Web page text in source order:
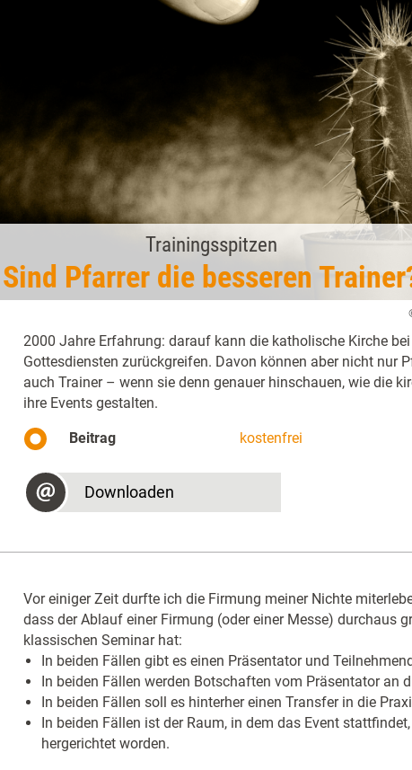
Trainingsspitzen
Sind Pfarrer die besseren
2000 Jahre Erfahrung: darauf kann die katholische Kirche
Gottesdiensten zurückgreifen. Davon können aber nicht nur
auch Trainer – wenn sie denn genauer hinschauen, wie die
ihre Events gestalten.
Beitrag kostenfrei
Downloaden
Vor einiger Zeit durfte ich die Firmung meiner Nichte
dass der Ablauf einer Firmung (oder einer Messe) durchaus
klassischen Seminar hat:
In beiden Fällen gibt es einen Präsentator und
In beiden Fällen werden Botschaften vom Präsentator an
In beiden Fällen soll es hinterher einen Transfer in die
In beiden Fällen ist der Raum, in dem das Event
hergerichtet worden.